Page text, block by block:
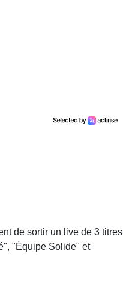
de sortir un live de 3 titres
"Équipe Solide" et